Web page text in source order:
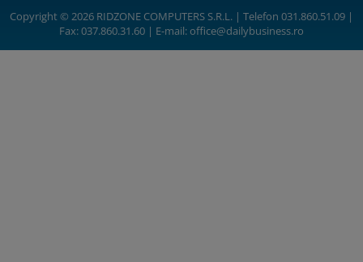
Copyright © 2026 RIDZONE COMPUTERS S.R.L. | Telefon 031.860.51.09 |
Fax: 037.860.31.60 | E-mail:office@dailybusiness.ro